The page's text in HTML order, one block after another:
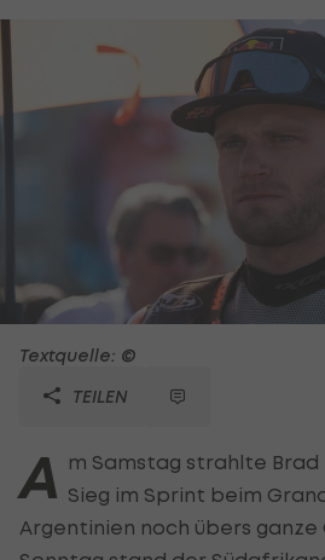
Textquelle: ©
TEILEN
A m Samstag strahlte Brad
Sieg im Sprint beim
Argentinien noch übers ganze